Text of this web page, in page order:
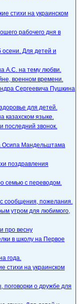
стихи на украинском
рабочего дня в
осени. Для детей и
А.С. на тему любви.
военном времени.
Сергеевича Пушкина
для детей.
казахском языке.
последний звонок.
Осипа Мандельштама
поздравления
семью с переводом.
сообщения, пожелания.
утром для любимого,
про весну
в школу на Первое
года.
стихи на украинском
о дружбе для